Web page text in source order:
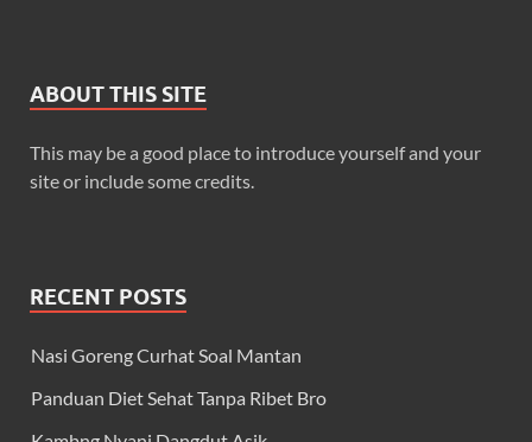
ABOUT THIS SITE
This may be a good place to introduce yourself and your
site or include some credits.
RECENT POSTS
Nasi Goreng Curhat Soal Mantan
Panduan Diet Sehat Tanpa Ribet Bro